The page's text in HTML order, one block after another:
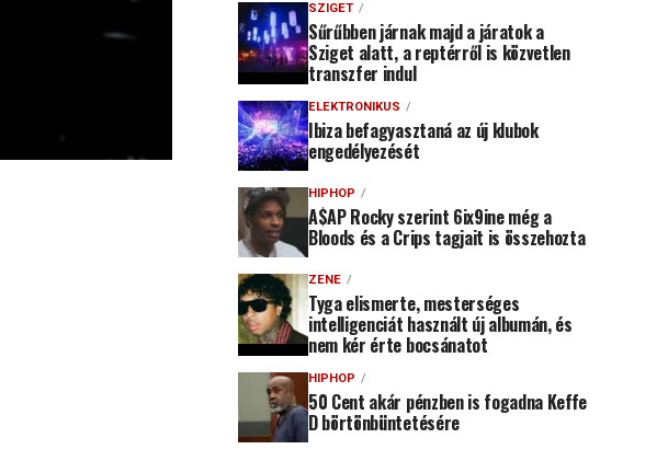
SZIGET
Sűrűbben járnak majd a járatok a
Sziget alatt, a reptérről is közvetlen
transzfer indul
ELEKTRONIKUS
Ibiza befagyasztaná az új klubok
engedélyezését
HIPHOP
A$AP Rocky szerint 6ix9ine még a
Bloods és a Crips tagjait is összehozta
ZENE
Tyga elismerte, mesterséges
intelligenciát használt új albumán, és
nem kér érte bocsánatot
HIPHOP
50 Cent akár pénzben is fogadna Keffe
D börtönbüntetésére